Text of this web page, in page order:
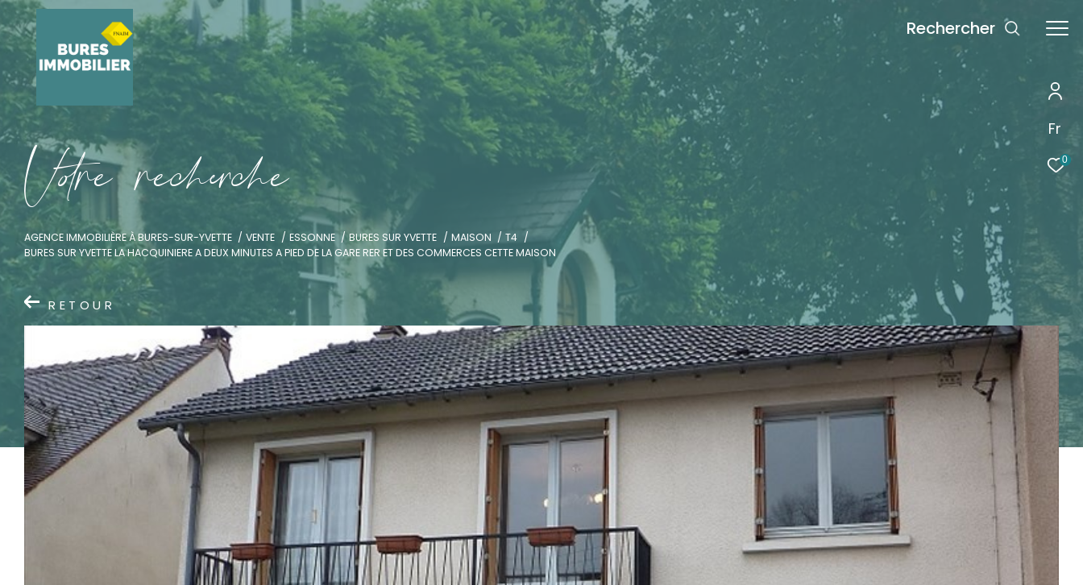
Fr
0
rechercher
Vore recece
AGENCE IMMOBILIÈRE À BURES-SUR-YVETTE VENTE ESSONNE BURES SUR YVETTE MAISON
T4
BURES SUR YVETTE LA HACQUINIERE A DEUX MINUTES A PIED DE LA GARE RER ET DES COMMERCES CETTE MAISON
RETOUR